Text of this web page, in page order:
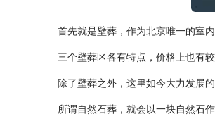
首先就是壁葬，作为北京唯一的室
三个壁葬区各有特点，价格上也有
除了壁葬之外，这里如今大力发展
所谓自然石葬，就会以一块自然石